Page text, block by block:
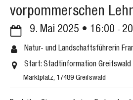
vorpommerschen
9. Mai 2025 16:00
Natur- und Landschaftsführerin
Start: Stadtinformation Greifswald
Marktplatz, 17489 Greifswald